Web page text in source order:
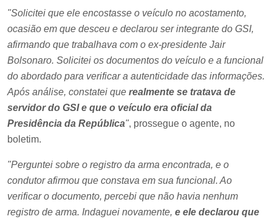
"Solicitei que ele encostasse o veículo no acostamento,
ocasião em que desceu e declarou ser integrante do GSI,
afirmando que trabalhava com o ex-presidente Jair
Bolsonaro. Solicitei os documentos do veículo e a funcional
do abordado para verificar a autenticidade das informações.
Após análise, constatei que realmente se tratava de
servidor do GSI e que o veículo era oficial da
Presidência da República", prossegue o agente, no
boletim.
"Perguntei sobre o registro da arma encontrada, e o
condutor afirmou que constava em sua funcional. Ao
verificar o documento, percebi que não havia nenhum
registro de arma. Indaguei novamente, e ele declarou que